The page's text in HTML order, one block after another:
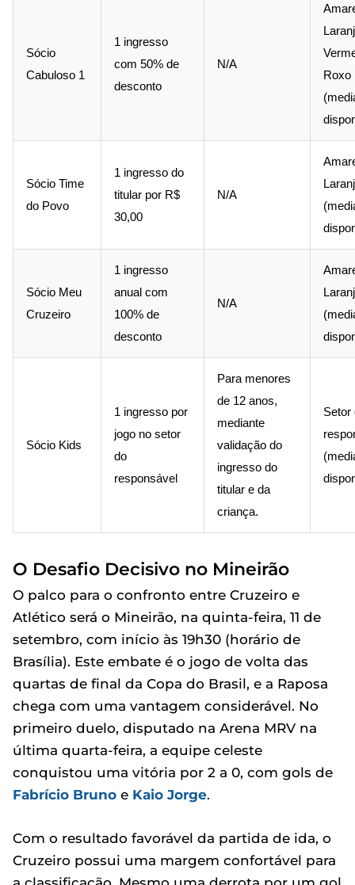
Sócio
Cabuloso 1
1 ingresso
com 50% de
desconto
N/A
Roxo
Sócio Time
do Povo
1 ingresso do
titular por R$
30,00
N/A
Sócio Meu
Cruzeiro
1 ingresso
anual com
100% de
desconto
N/A
Sócio Kids
1 ingresso por
jogo no setor
do
responsável
Para menores
de 12 anos,
mediante
validação do
ingresso do
titular e da
criança.
Setor
O Desafio Decisivo no Mineirão
O palco para o confronto entre Cruzeiro e
Atlético será o Mineirão, na quinta-feira, 11 de
setembro, com início às 19h30 (horário de
Brasília). Este embate é o jogo de volta das
quartas de final da Copa do Brasil, e a Raposa
chega com uma vantagem considerável. No
primeiro duelo, disputado na Arena MRV na
última quarta-feira, a equipe celeste
conquistou uma vitória por 2 a 0, com gols de
Fabrício Bruno e Kaio Jorge.
Com o resultado favorável da partida de ida, o
Cruzeiro possui uma margem confortável para